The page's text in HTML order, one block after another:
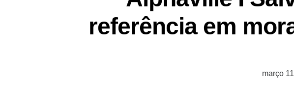
referência em
março